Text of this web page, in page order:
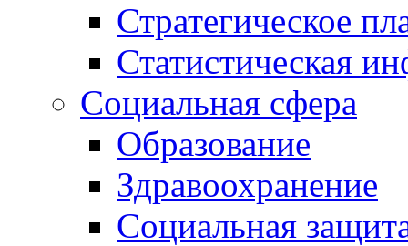
Стратегическое
Статистическая
Социальная сфера
Образование
Здравоохранение
Социальная